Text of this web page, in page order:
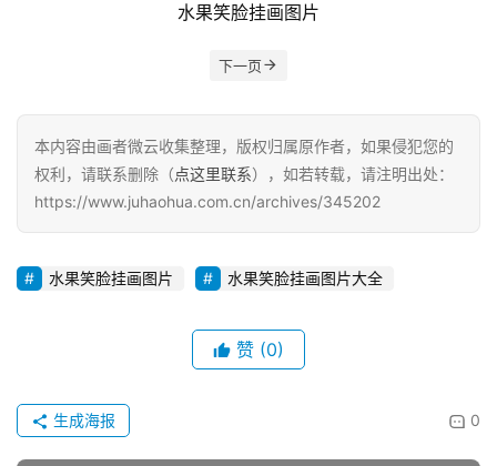
水果笑脸挂画图片
下一页
本内容由画者微云收集整理，版权归属原作者，如果侵犯您的
权利，请联系删除（点这里联系），如若转载，请注明出处：
https://www.juhaohua.com.cn/archives/345202
水果笑脸挂画图片 水果笑脸挂画图片大全
赞 (0)
0
生成海报